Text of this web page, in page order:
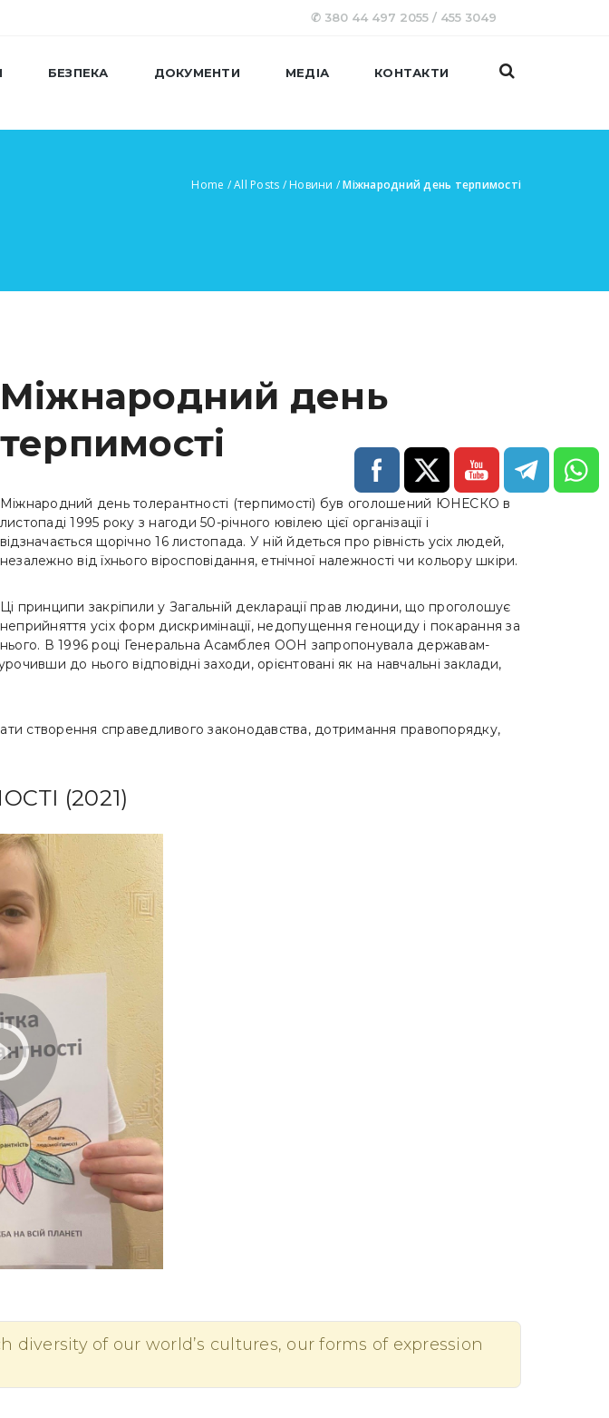
✆ 380 44 497 2055 / 455 3049
БЕЗПЕКА ДОКУМЕНТИ МЕДІА КОНТАКТИ
Home /All Posts / Новини /Міжнародний день терпимості
Міжнародний день
терпимості
Міжнародний день толерантності (терпимості) був оголошений ЮНЕСКО в
листопаді 1995 року з нагоди 50-річного ювілею цієї організації і
відзначається щорічно 16 листопада. У ній йдеться про рівність усіх людей,
незалежно від їхнього віросповідання, етнічної належності чи кольору шкіри.
Ці принципи закріпили у Загальній декларації прав людини, що проголошує
неприйняття усіх форм дискримінації, недопущення геноциду і покарання за
нього. В 1996 році Генеральна Асамблея ООН запропонувала державам-
до нього відповідні заходи, орієнтовані як на навчальні заклади,
створення справедливого законодавства, дотримання правопорядку,
(2021)
of our world’s cultures, our forms of expression